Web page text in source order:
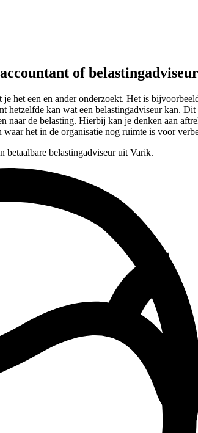
of belastingadviseur
het een en ander onderzoekt. Het is
hetzelfde kan wat een belastingadviseur kan.
naar de belasting. Hierbij kan je denken aan
het in de organisatie nog ruimte is voor
betaalbare belastingadviseur uit Varik.